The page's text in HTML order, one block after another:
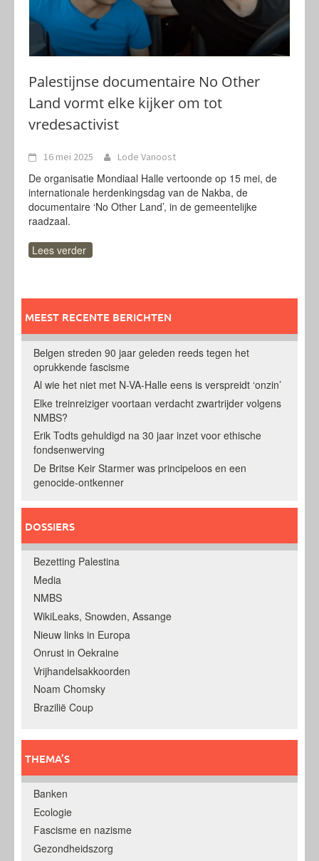
Palestijnse documentaire No Other
Land vormt elke kijker om tot
vredesactivist
16 mei 2025 Lode Vanoost
De organisatie Mondiaal Halle vertoonde op 15 mei, de
internationale herdenkingsdag van de Nakba, de
documentaire ‘No Other Land’, in de gemeentelijke
raadzaal.
Lees verder
MEEST RECENTE BERICHTEN
Belgen streden 90 jaar geleden reeds tegen het
oprukkende fascisme
Al wie het niet met N-VA-Halle eens is verspreidt ‘onzin’
Elke treinreiziger voortaan verdacht zwartrijder volgens
NMBS?
Erik Todts gehuldigd na 30 jaar inzet voor ethische
fondsenwerving
De Britse Keir Starmer was principeloos en een
genocide-ontkenner
DOSSIERS
Bezetting Palestina
Media
NMBS
WikiLeaks, Snowden, Assange
Nieuw links in Europa
Onrust in Oekraine
Vrijhandelsakkoorden
Noam Chomsky
Brazilië Coup
THEMA’S
Banken
Ecologie
Fascisme en nazisme
Gezondheidszorg